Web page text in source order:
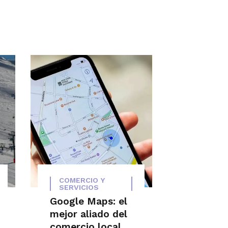
COMERCIO Y
SERVICIOS
Google Maps: el
mejor aliado del